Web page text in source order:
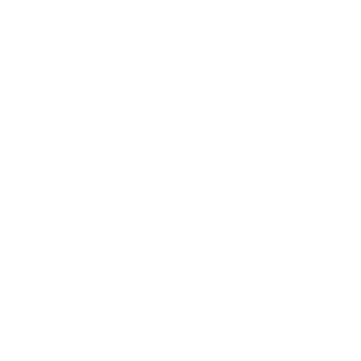
trendiga,
av modevärldens
åren varit
fortfarande märkets
jeans hittar du
med just jeans.
T-shirten, den klassiska
utmärkt till ett par
bli
uppskattats världen över i
herr i alla olika
många andra
med just jeans i
skor, solglasögon,
Outlet har allt till